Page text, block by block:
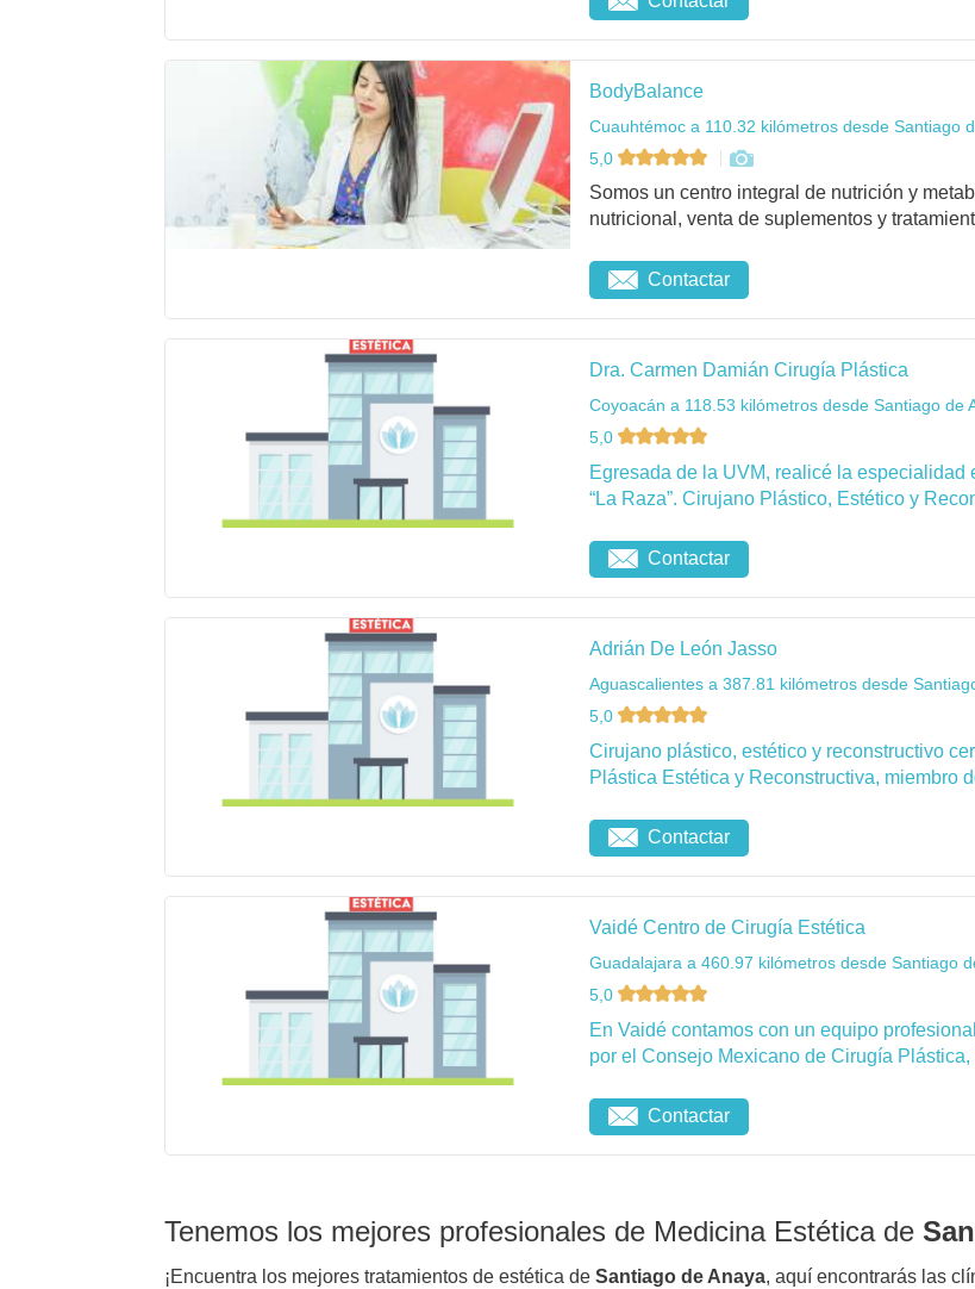
BodyBalance
Cuauhtémoc a 110.32 kilómetros desde Santiago
5,0
Somos un centro integral de nutrición y
nutricional, venta de suplementos y
Contactar
Dra. Carmen Damián Cirugía Plástica
Coyoacán a 118.53 kilómetros desde Santiago de
5,0
Egresada de la UVM, realicé la
“La Raza”. Cirujano Plástico, Estético y
Contactar
Adrián De León Jasso
Aguascalientes a 387.81 kilómetros desde
5,0
Cirujano plástico, estético y reconstructivo
Plástica Estética y Reconstructiva, miembro
Contactar
Vaidé Centro de Cirugía Estética
Guadalajara a 460.97 kilómetros desde Santiago
5,0
En Vaidé contamos con un equipo
por el Consejo Mexicano de Cirugía Plástica,
Contactar
Tenemos los mejores profesionales de Medicina Estética de
¡Encuentra los mejores tratamientos de estética de Santiago de Anaya, aquí encontrarás las